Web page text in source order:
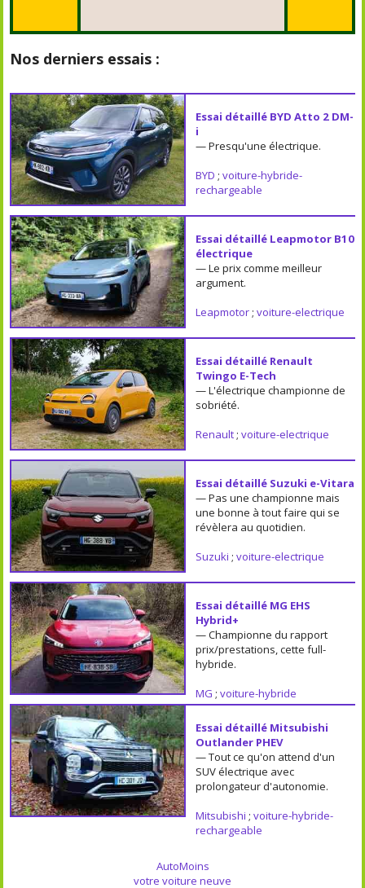
Nos derniers essais :
Essai détaillé BYD Atto 2 DM-
i
— Presqu'une électrique.
BYD ; voiture-hybride-
rechargeable
Essai détaillé Leapmotor B10
électrique
— Le prix comme meilleur
argument.
Leapmotor; voiture-electrique
Essai détaillé Renault
Twingo E-Tech
— L'électrique championne de
sobriété.
Renault; voiture-electrique
Essai détaillé Suzuki e-Vitara
— Pas une championne mais
une bonne à tout faire qui se
révèlera au quotidien.
Suzuki ; voiture-electrique
Essai détaillé MG EHS
Hybrid+
— Championne du rapport
prix/prestations, cette full-
hybride.
MG ; voiture-hybride
Essai détaillé Mitsubishi
Outlander PHEV
— Tout ce qu'on attend d'un
SUV électrique avec
prolongateur d'autonomie.
Mitsubishi ; voiture-hybride-
rechargeable
AutoMoins
votre voiture neuve